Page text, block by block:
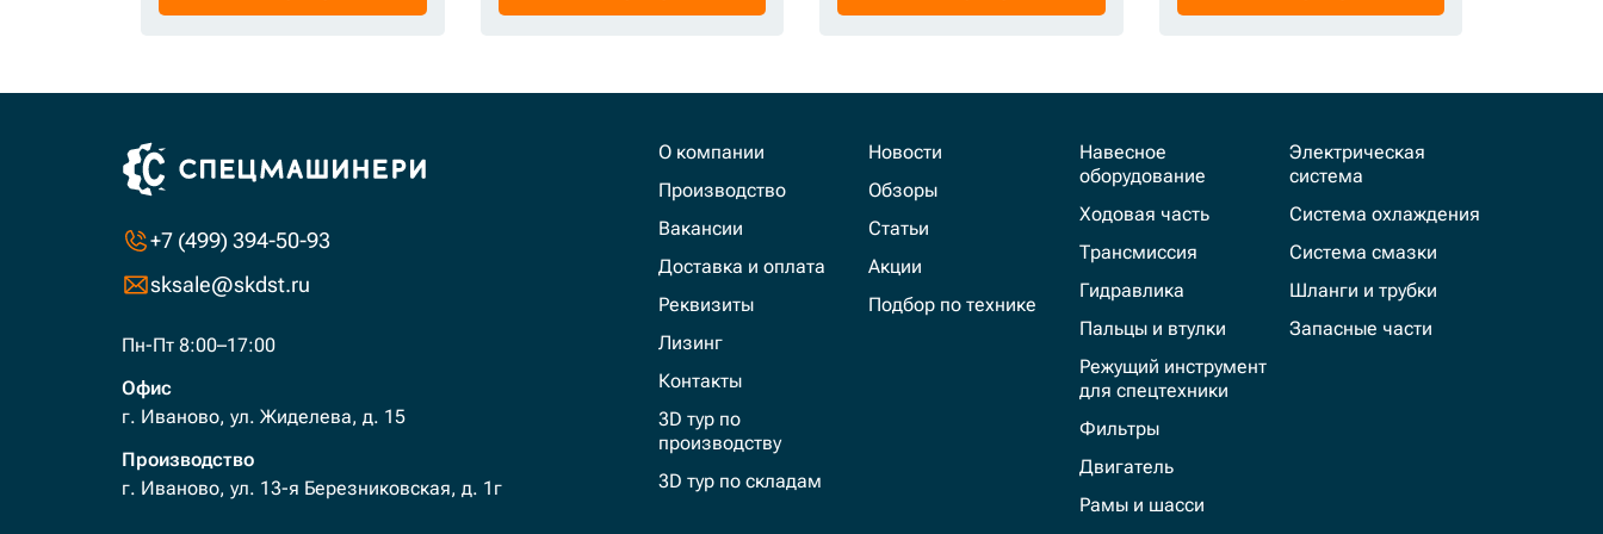
+7 (499) 394-50-93
sksale@skdst.ru
Пн-Пт 8:00–17:00
Офис
г. Иваново, ул. Жиделева, д. 15
Производство
г. Иваново, ул. 13-я Березниковская, д. 1г
О компании
Производство
Вакансии
Доставка и оплата
Реквизиты
Лизинг
Контакты
3D тур по
производству
3D тур по складам
Новости
Обзоры
Статьи
Акции
Подбор по технике
Навесное
оборудование
Ходовая часть
Трансмиссия
Гидравлика
Пальцы и втулки
Режущий инструмент
для спецтехники
Фильтры
Двигатель
Рамы и шасси
Электрическая
система
Система охлаждения
Система смазки
Шланги и трубки
Запасные части